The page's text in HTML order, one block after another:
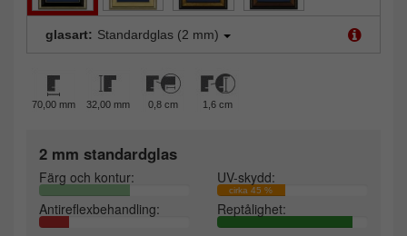
glasart: Standardglas (2 mm)
70,00 mm 32,00 mm 0,8 cm 1,6 cm
2 mm standardglas
Färg och kontur: UV-skydd:
cirka 45 %
Antireflexbehandling: Reptålighet: